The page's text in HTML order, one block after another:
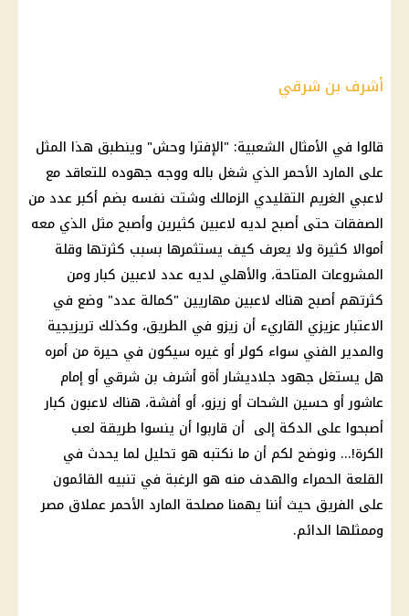
أشرف بن شرقي
قالوا في الأمثال الشعبية: "الإفترا وحش" وينطبق هذا المثل
على المارد الأحمر الذي شغل باله ووجه جهوده للتعاقد مع
لاعبي الغريم التقليدي الزمالك وشتت نفسه بضم أكبر عدد من
الصفقات حتى أصبح لديه لاعبين كثيرين وأصبح مثل الذي معه
أموالا كثيرة ولا يعرف كيف يستثمرها بسبب كثرتها وقلة
المشروعات المتاحة، والأهلي لديه عدد لاعبين كبار ومن
كثرتهم أصبح هناك لاعبين مهاريين "كمالة عدد" وضع في
الاعتبار عزيزي القاريء أن زيزو في الطريق، وكذلك تريزيجية
والمدير الفني سواء كولر أو غيره سيكون في حيرة من أمره
هل يستغل جهود جلاديشار أةو أشرف بن شرقي أو إمام
عاشور أو حسين الشحات أو زيزو، أو أفشة، هناك لاعبون كبار
أصبحوا على الدكة إلى أن قاربوا أن ينسوا طريقة لعب
الكرة!... ونوضح لكم أن ما نكتبه هو تحليل لما يحدث في
القلعة الحمراء والهدف منه هو الرغبة في تنبيه القائمون
على الفريق حيث أننا يهمنا مصلحة المارد الأحمر عملاق مصر
وممثلها الدائم.